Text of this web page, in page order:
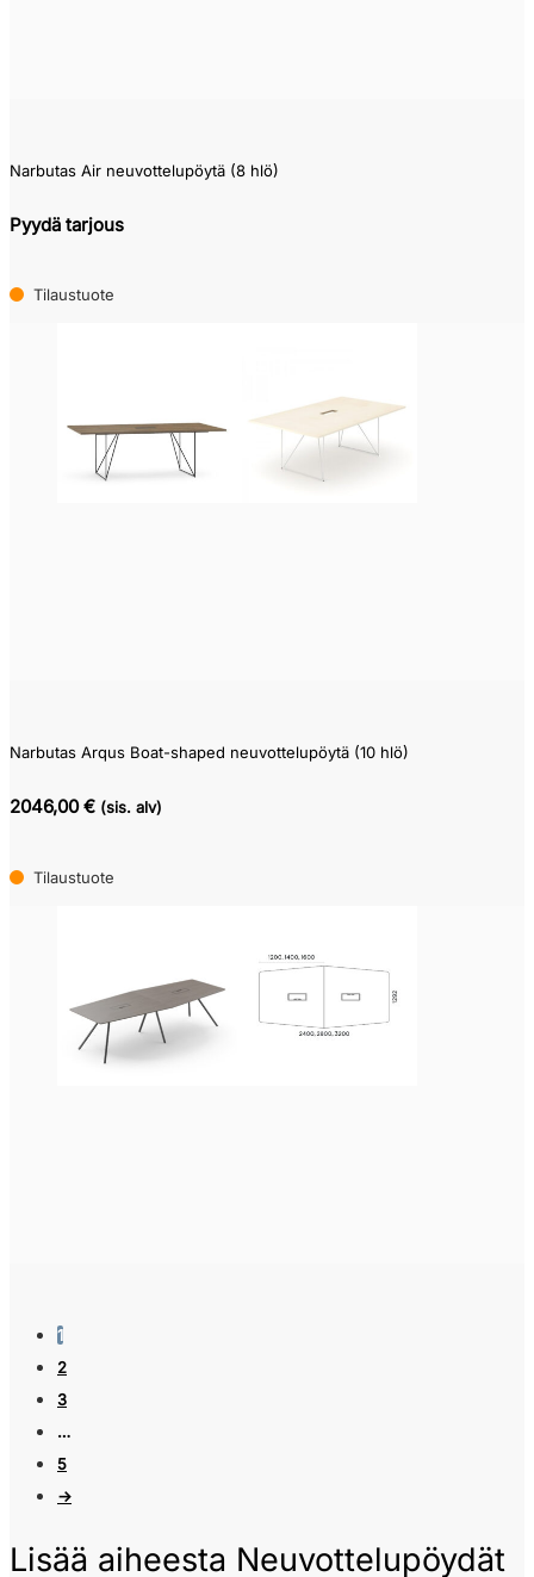
Narbutas Air neuvottelupöytä (8 hlö)
Pyydä tarjous
Tilaustuote
Narbutas Arqus Boat-shaped neuvottelupöytä (10 hlö)
2046,00 € (sis. alv)
Tilaustuote
1
2
3
…
5
→
Lisää aiheesta Neuvottelupöydät